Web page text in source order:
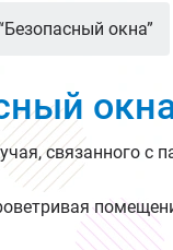
окна”
связанного с